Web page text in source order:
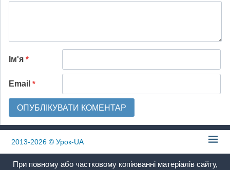
Ім'я *
Email *
2013-2026© Урок-UA
При повному або частковому копіюванні матеріалів сайту,